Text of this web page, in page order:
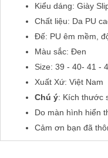
Kiểu dáng: Giày
Chất liệu: Da PU
Đế: PU êm mềm,
Màu sắc: Đen
Size: 39 - 40- 41 -
Xuất Xứ: Việt Nam
Chú ý: Kích thước
Do màn hình hiển
Cảm ơn bạn đã